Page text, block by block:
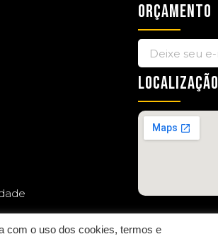
ORÇAMENTO
LOCALIZAÇÃO
com o uso dos cookies, termos e